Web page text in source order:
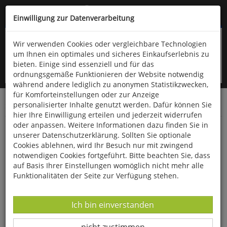
Kompletten Head der Seite überspringen
oder (06766) 9323-960
Startseite Bücher Naturwissenschaften Physik
Das seltsamste Teilchen der Welt
Einwilligung zur Datenverarbeitung
Wir verwenden Cookies oder vergleichbare Technologien
um Ihnen ein optimales und sicheres Einkaufserlebnis zu
bieten. Einige sind essenziell und für das
ordnungsgemäße Funktionieren der Website notwendig
während andere lediglich zu anonymen Statistikzwecken,
für Komforteinstellungen oder zur Anzeige
personalisierter Inhalte genutzt werden. Dafür können Sie
hier Ihre Einwilligung erteilen und jederzeit widerrufen
oder anpassen. Weitere Informationen dazu finden Sie in
unserer Datenschutzerklärung. Sollten Sie optionale
Cookies ablehnen, wird Ihr Besuch nur mit zwingend
notwendigen Cookies fortgeführt. Bitte beachten Sie, dass
auf Basis Ihrer Einstellungen womöglich nicht mehr alle
Funktionalitäten der Seite zur Verfügung stehen.
Datenverarbeitung -
Ich bin einverstanden